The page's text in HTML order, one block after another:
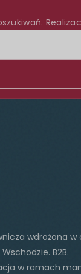
wdrożona w
B2B.
w ramach